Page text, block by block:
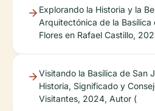
Explorando la Historia y la
Arquitectónica de la Basílica
Flores en Rafael Castillo,
Visitando la Basílica de San
Historia, Significado y
Visitantes, 2024, Autor (